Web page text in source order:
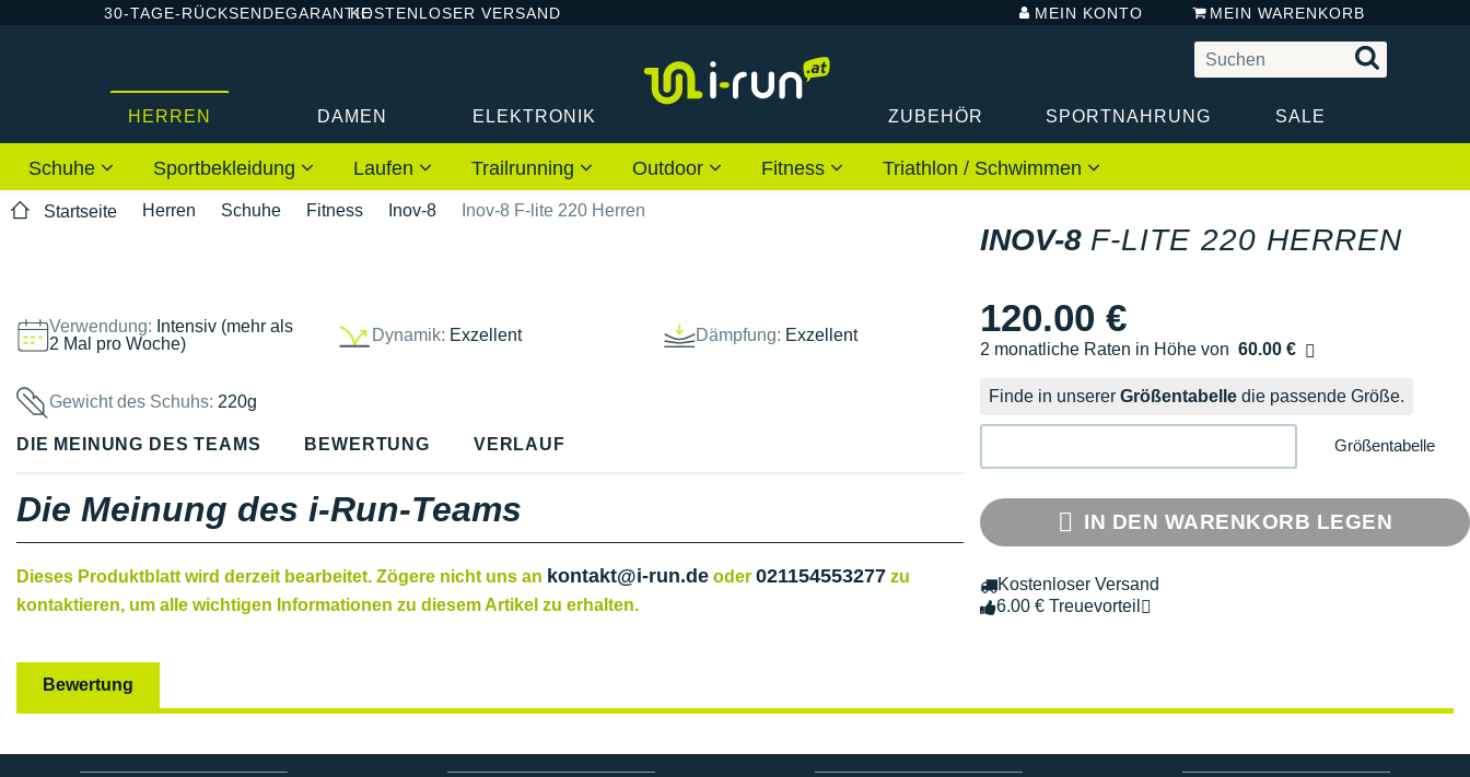
30-TAGE-RÜCKSENDEGARANTIEKOSTENLOSER VERSAND MEIN KONTO MEIN WARENKORB
HERREN DAMEN ELEKTRONIK ZUBEHÖR SPORTNAHRUNG SALE
Schuhe Sportbekleidung Laufen Trailrunning Outdoor Fitness Triathlon / Schwimmen
Startseite Herren Schuhe Fitness Inov-8 Inov-8 F-lite 220 Herren
Verwendung: Intensiv (mehr als
2 Mal pro Woche)
Dynamik: Exzellent Dämpfung: Exzellent
Gewicht des Schuhs: 220g
INOV-8 F-LITE 220 HERREN
120.00 €
2 monatliche Raten in Höhe von 60.00 €
Ohne Zusatzkosten
Finde in unserer Größentabelle die passende Größe.
Größentabelle
IN DEN WARENKORB LEGEN
Kostenloser Versand
6.00 € Treuevorteil
DIE MEINUNG DES TEAMS BEWERTUNG VERLAUF
Die Meinung des i-Run-Teams
Dieses Produktblatt wird derzeit bearbeitet. Zögere nicht uns an kontakt@i-run.de oder 021154553277 zu
kontaktieren, um alle wichtigen Informationen zu diesem Artikel zu erhalten.
Bewertung